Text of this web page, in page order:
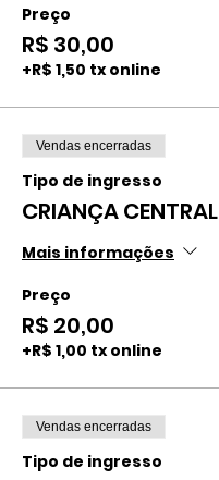
Preço
R$ 30,00
+R$ 1,50 tx online
Vendas encerradas
Tipo de ingresso
CRIANÇA CENTRAL
Mais informações
Preço
R$ 20,00
+R$ 1,00 tx online
Vendas encerradas
Tipo de ingresso